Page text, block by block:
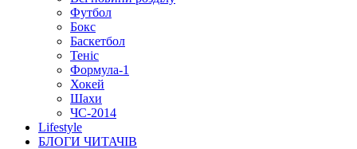
Футбол
Бокс
Баскетбол
Теніс
Формула-1
Хокей
Шахи
ЧС-2014
Lifestyle
БЛОГИ ЧИТАЧІВ